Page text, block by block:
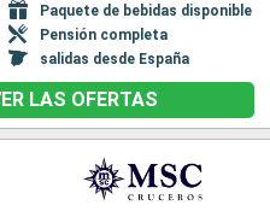
Paquete de bebidas disponible
Pensión completa
salidas desde España
LAS OFERTAS